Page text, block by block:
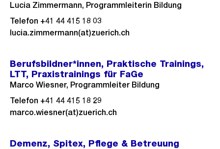
Lucia Zimmermann, Programmleiterin Bildung
Telefon +41 44 415 18 03
lucia.zimmermann(at)zuerich.ch
Berufsbildner*innen, Praktische Trainings,
LTT, Praxistrainings für FaGe
Marco Wiesner, Programmleiter Bildung
Telefon +41 44 415 18 29
marco.wiesner(at)zuerich.ch
Demenz, Spitex, Pflege & Betreuung